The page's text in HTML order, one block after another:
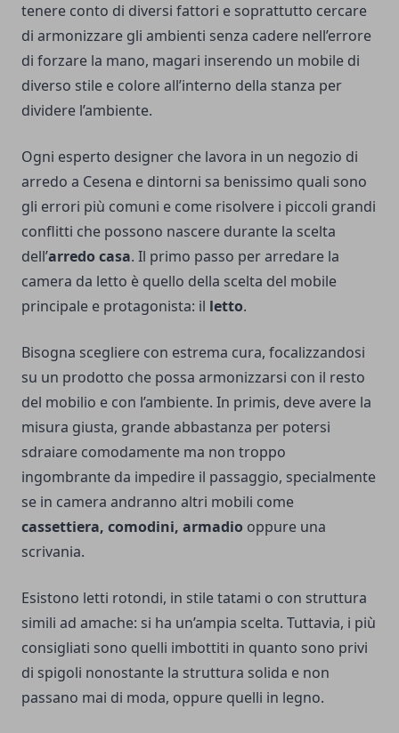
tenere conto di diversi fattori e soprattutto cercare
di armonizzare gli ambienti senza cadere nell’errore
di forzare la mano, magari inserendo un mobile di
diverso stile e colore all’interno della stanza per
dividere l’ambiente.
Ogni esperto designer che lavora in un negozio di
arredo a Cesena e dintorni sa benissimo quali sono
gli errori più comuni e come risolvere i piccoli grandi
conflitti che possono nascere durante la scelta
dell’arredo casa. Il primo passo per arredare la
camera da letto è quello della scelta del mobile
principale e protagonista: il letto.
Bisogna scegliere con estrema cura, focalizzandosi
su un prodotto che possa armonizzarsi con il resto
del mobilio e con l’ambiente. In primis, deve avere la
misura giusta, grande abbastanza per potersi
sdraiare comodamente ma non troppo
ingombrante da impedire il passaggio, specialmente
se in camera andranno altri mobili come
cassettiera, comodini, armadio oppure una
scrivania.
Esistono letti rotondi, in stile tatami o con struttura
simili ad amache: si ha un’ampia scelta. Tuttavia, i più
consigliati sono quelli imbottiti in quanto sono privi
di spigoli nonostante la struttura solida e non
passano mai di moda, oppure quelli in legno.